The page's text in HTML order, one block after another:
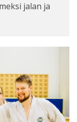
jalan ja